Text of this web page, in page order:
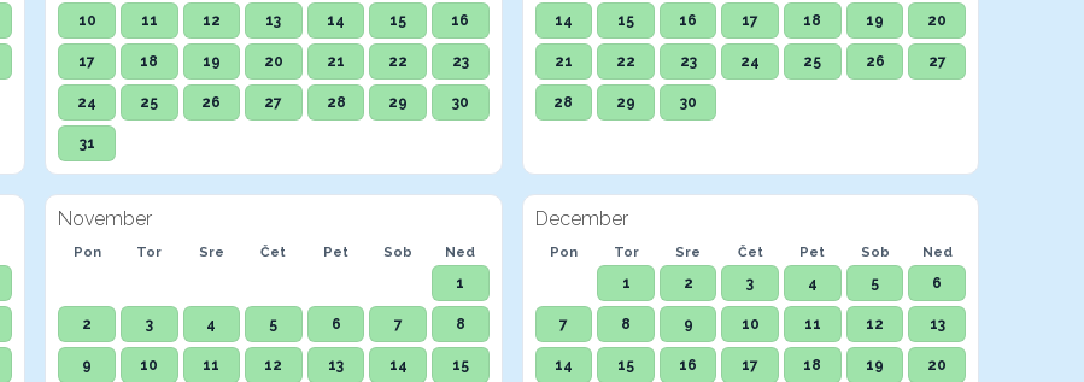
10 11 12 13 14 15 16
17 18 19 20 21 22 23
24 25 26 27 28 29 30
31
14 15 16 17 18 19 20
21 22 23 24 25 26 27
28 29 30
November
Pon Tor Sre Čet Pet Sob Ned
1
2 3 4 5 6 7 8
9 10 11 12 13 14 15
December
Pon Tor Sre Čet Pet Sob Ned
1 2 3 4 5 6
7 8 9 10 11 12 13
14 15 16 17 18 19 20